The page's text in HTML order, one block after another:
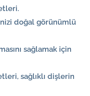
doğal görünümlü
sağlamak için
sağlıklı dişlerin